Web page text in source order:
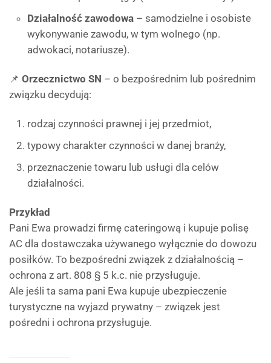
Działalność zawodowa – samodzielne i osobiste
wykonywanie zawodu, w tym wolnego (np.
adwokaci, notariusze).
📌 Orzecznictwo SN – o bezpośrednim lub pośrednim
związku decydują:
rodzaj czynności prawnej i jej przedmiot,
typowy charakter czynności w danej branży,
przeznaczenie towaru lub usługi dla celów
działalności.
Przykład
Pani Ewa prowadzi firmę cateringową i kupuje polisę
AC dla dostawczaka używanego wyłącznie do dowozu
posiłków. To bezpośredni związek z działalnością –
ochrona z art. 808 § 5 k.c. nie przysługuje.
Ale jeśli ta sama pani Ewa kupuje ubezpieczenie
turystyczne na wyjazd prywatny – związek jest
pośredni i ochrona przysługuje.